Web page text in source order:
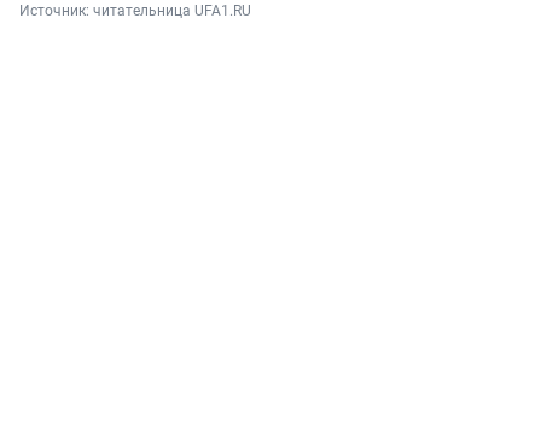
Источник: читательница UFA1.RU